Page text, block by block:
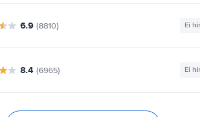
6.9 (8810) Ei
8.4 (6965) Ei